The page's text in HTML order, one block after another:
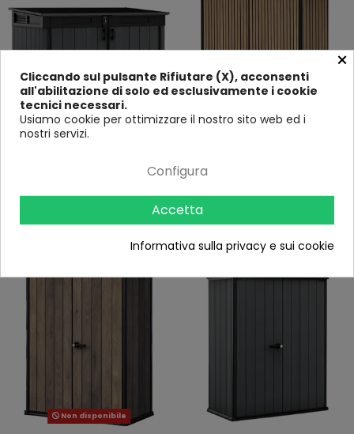
849,00 €
1400L Doghe Effetto Legno da
recensione
479,00 €
Non disponibile
×
Cliccando sul pulsante Rifiutare (X), acconsenti
all'abilitazione di solo ed esclusivamente i cookie
tecnici necessari.
Usiamo cookie per ottimizzare il nostro sito web ed i
nostri servizi.
Configura
Accetta
Informativa sulla privacy e sui cookie